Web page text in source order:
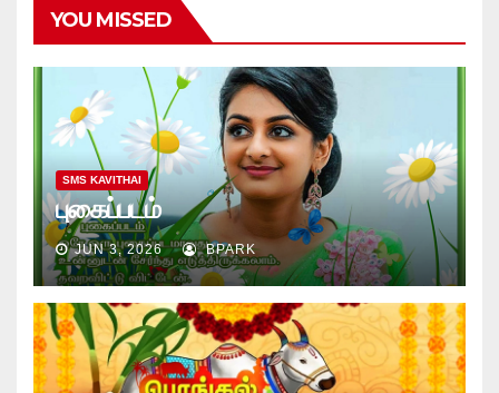
YOU MISSED
SMS KAVITHAI
புகைப்படம்
JUN 3, 2026 BPARK